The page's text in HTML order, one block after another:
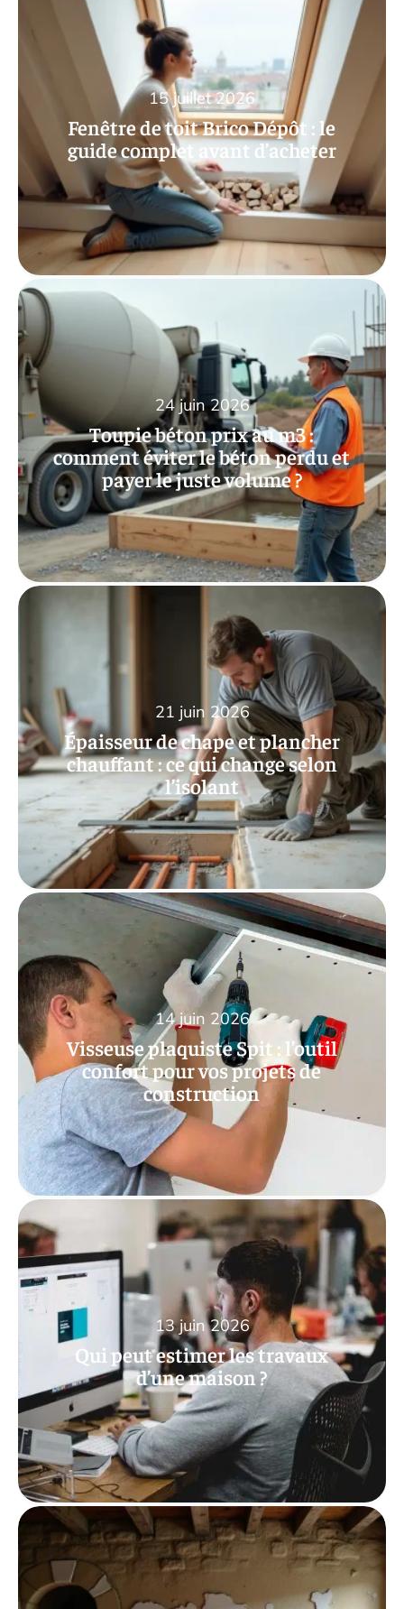
Fenêtre de toit Brico Dépôt : le
guide complet avant d’acheter
15 juillet 2026
Toupie béton prix au m3 :
comment éviter le béton perdu et
payer le juste volume ?
24 juin 2026
Épaisseur de chape et plancher
chauffant : ce qui change selon
l’isolant
21 juin 2026
Visseuse plaquiste Spit : l’outil
confort pour vos projets de
construction
14 juin 2026
Qui peut estimer les travaux
d’une maison ?
13 juin 2026